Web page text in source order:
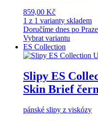
859,00 Kč
1 z 1 varianty skladem
Doručíme dnes po
Vybrat variantu
ES Collection
Slipy ES
Skin Brief
pánské slipy z viskózy